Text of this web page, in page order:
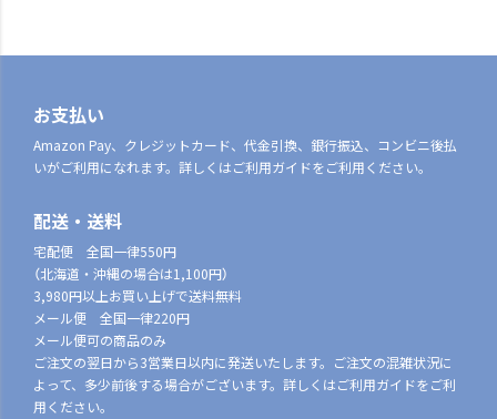
お支払い
Amazon Pay、クレジットカード、代金引換、銀行振込、コンビニ後払
いがご利用になれます。詳しくはご利用ガイドをご利用ください。
配送・送料
宅配便 全国一律550円
（北海道・沖縄の場合は1,100円）
3,980円以上お買い上げで送料無料
メール便 全国一律220円
メール便可の商品のみ
ご注文の翌日から3営業日以内に発送いたします。ご注文の混雑状況に
よって、多少前後する場合がございます。詳しくはご利用ガイドをご利
用ください。